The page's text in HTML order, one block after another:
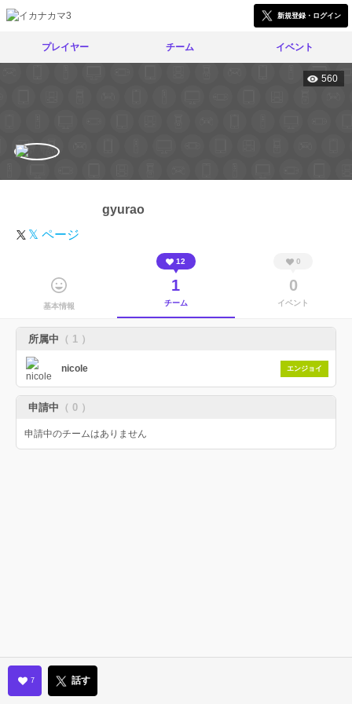
新規登録・ログイン
プレイヤー チーム イベント
560
gyurao
𝕏 ページ
基本情報
12
1
チーム
0
0
イベント
所属中 （ 1 ）
nicole エンジョイ
申請中 （ 0 ）
申請中のチームはありません
7 話す